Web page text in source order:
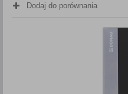
Dodaj do porównania